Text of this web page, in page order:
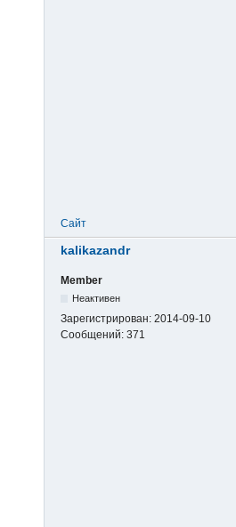
Сайт
kalikazandr
Member
Неактивен
Зарегистрирован: 2014-09-10
Сообщений: 371